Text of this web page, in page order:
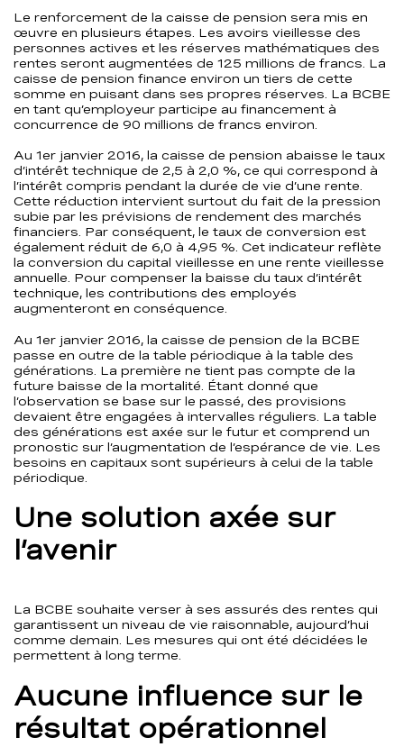
Le renforcement de la caisse de pension sera mis en
œuvre en plusieurs étapes. Les avoirs vieillesse des
personnes actives et les réserves mathématiques des
rentes seront augmentées de 125 millions de francs. La
caisse de pension finance environ un tiers de cette
somme en puisant dans ses propres réserves. La BCBE
en tant qu’employeur participe au financement à
concurrence de 90 millions de francs environ.
Au 1er janvier 2016, la caisse de pension abaisse le taux
d’intérêt technique de 2,5 à 2,0 %, ce qui correspond à
l’intérêt compris pendant la durée de vie d’une rente.
Cette réduction intervient surtout du fait de la pression
subie par les prévisions de rendement des marchés
financiers. Par conséquent, le taux de conversion est
également réduit de 6,0 à 4,95 %. Cet indicateur reflète
la conversion du capital vieillesse en une rente vieillesse
annuelle. Pour compenser la baisse du taux d’intérêt
technique, les contributions des employés
augmenteront en conséquence.
Au 1er janvier 2016, la caisse de pension de la BCBE
passe en outre de la table périodique à la table des
générations. La première ne tient pas compte de la
future baisse de la mortalité. Étant donné que
l’observation se base sur le passé, des provisions
devaient être engagées à intervalles réguliers. La table
des générations est axée sur le futur et comprend un
pronostic sur l’augmentation de l’espérance de vie. Les
besoins en capitaux sont supérieurs à celui de la table
périodique.
Une solution axée sur
l’avenir
La BCBE souhaite verser à ses assurés des rentes qui
garantissent un niveau de vie raisonnable, aujourd’hui
comme demain. Les mesures qui ont été décidées le
permettent à long terme.
Aucune influence sur le
résultat opérationnel